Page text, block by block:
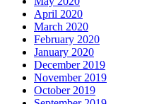
April 2020
March 2020
February 2020
January 2020
December 2019
November 2019
October 2019